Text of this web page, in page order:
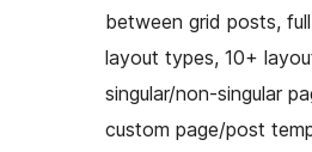
between grid posts,
layout types, 10+
singular/non-singular
custom page/post